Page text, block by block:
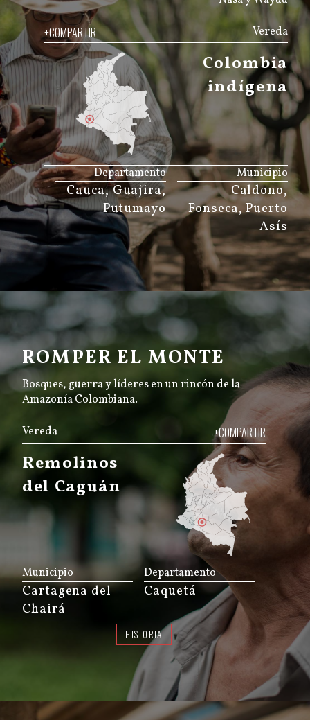
Vereda
+COMPARTIR
Colombia
indígena
JS map by amCharts
Municipio
Caldono,
Fonseca, Puerto
Asís
Departamento
Cauca, Guajira,
Putumayo
ROMPER EL MONTE
Bosques, guerra y líderes en un rincón de la
Amazonía Colombiana.
Vereda +COMPARTIR
Remolinos
del Caguán
JS map by amCharts
Municipio
Cartagena del
Chairá
Departamento
Caquetá
HISTORIA